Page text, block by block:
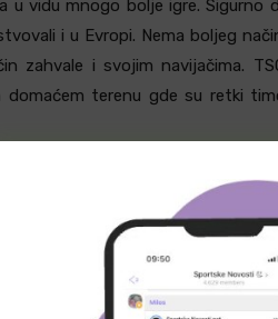
u vidu mnogo bolje igre.
i u Evropi. Nema boljeg
zahvale i svojim navijačima.
domaćem terenu gde su retki
i ovaj plej of za Napredak.
za Kruševljane. Nakon
Naime, u jednom
šok. Šok koji je režiralo
a zatim su usledili otkazi